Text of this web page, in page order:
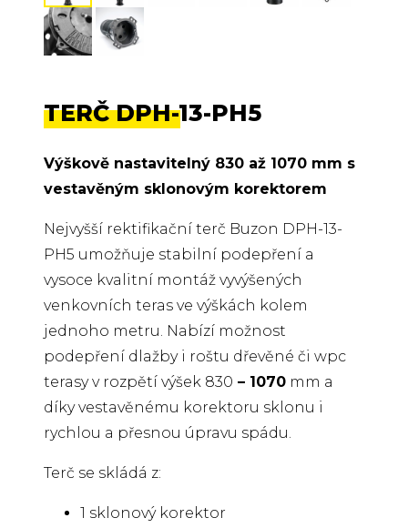
TERČ DPH-13-PH5
Výškově nastavitelný 830 až 1070 mm s
vestavěným sklonovým korektorem
Nejvyšší rektifikační terč Buzon DPH-13-
PH5 umožňuje stabilní podepření a
vysoce kvalitní montáž vyvýšených
venkovních teras ve výškách kolem
jednoho metru. Nabízí možnost
podepření dlažby i roštu dřevěné či wpc
terasy v rozpětí výšek 830 – 1070 mm a
díky vestavěnému korektoru sklonu i
rychlou a přesnou úpravu spádu.
Terč se skládá z:
1 sklonový korektor